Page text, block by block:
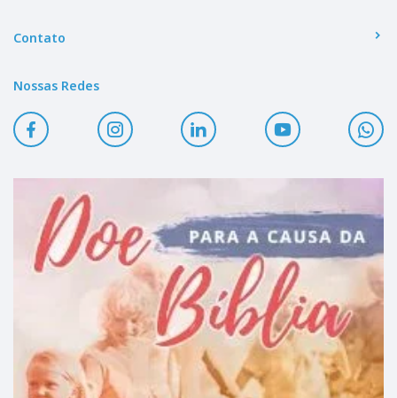
Contato
Nossas Redes